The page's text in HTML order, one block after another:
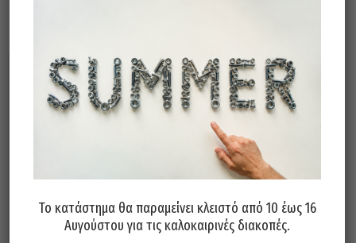
Κόφτης Μοκέτας KDS GC-401
18mm
Κόφτης Μοκέτας INTER 18mm
Το κατάστημα θα παραμείνει κλειστό από 10 έως 16
Αυγούστου για τις καλοκαιρινές διακοπές.